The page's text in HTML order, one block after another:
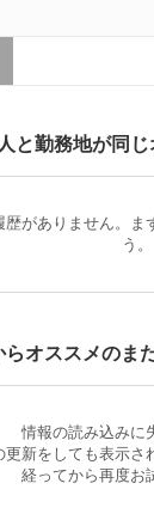
と勤務地が同
歴がありません。ま
う。
らオススメのま
情報の読み込みに
更新をしても表示さ
経ってから再度お